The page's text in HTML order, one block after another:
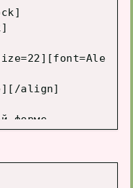
align]
форме.
в свободной
пост от